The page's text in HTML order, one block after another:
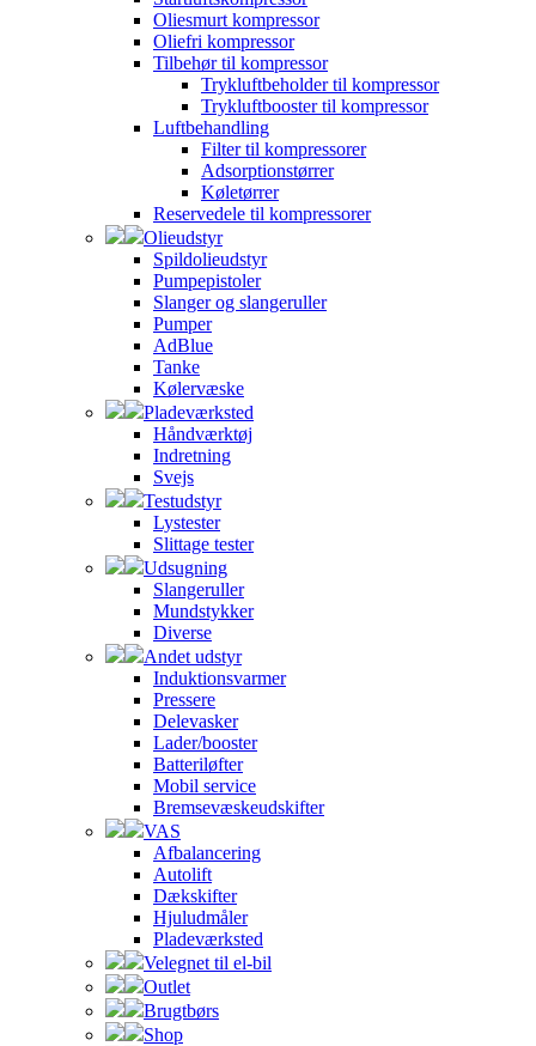
Oliesmurt kompressor
Oliefri kompressor
Tilbehør til kompressor
Trykluftbeholder til kompressor
Trykluftbooster til kompressor
Luftbehandling
Filter til kompressorer
Adsorptionstørrer
Køletørrer
Reservedele til kompressorer
Olieudstyr
Spildolieudstyr
Pumpepistoler
Slanger og slangeruller
Pumper
AdBlue
Tanke
Kølervæske
Pladeværksted
Håndværktøj
Indretning
Svejs
Testudstyr
Lystester
Slittage tester
Udsugning
Slangeruller
Mundstykker
Diverse
Andet udstyr
Induktionsvarmer
Pressere
Delevasker
Lader/booster
Batteriløfter
Mobil service
Bremsevæskeudskifter
VAS
Afbalancering
Autolift
Dækskifter
Hjuludmåler
Pladeværksted
Velegnet til el-bil
Outlet
Brugtbørs
Shop